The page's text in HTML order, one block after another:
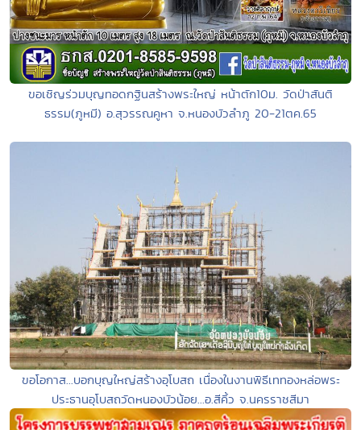
ขอเชิญร่วมบุญทอดกฐินสร้างพระใหญ่ หน้าตัก10ม. วัดป่าสันติ
ธรรม(ภูหมี) อ.สุวรรณคูหา จ.หนองบัวลำภู 20-21ตค.65
ขอโอกาส...บอกบุญใหญ่สร้างอุโบสถ เนื่องในงานพิธีเททองหล่อพระ
ประธานอุโบสถวัดหนองบัวน้อย...อ.สีคิ้ว จ.นครราชสีมา